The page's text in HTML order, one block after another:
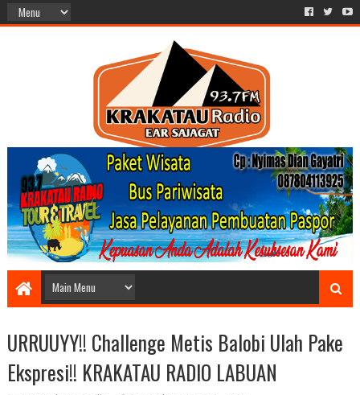
URRUUYY!! Challenge Metis Balobi Ulah Pake
Ekspresi!! KRAKATAU RADIO LABUAN